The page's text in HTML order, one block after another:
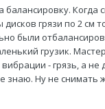
балансировку. Когда
грязи по 2 см
были
грузик.
- грязь, а не
знаю. Ну не снимать